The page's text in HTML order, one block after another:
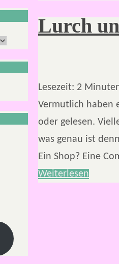
Lurch
Lesezeit: 2
Vermutlich haben
oder gelesen.
was genau ist
Ein Shop? Eine
Weiterlesen